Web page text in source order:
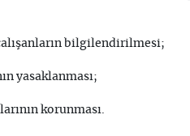
bilgilendirilmesi;
yasaklanması;
korunması.